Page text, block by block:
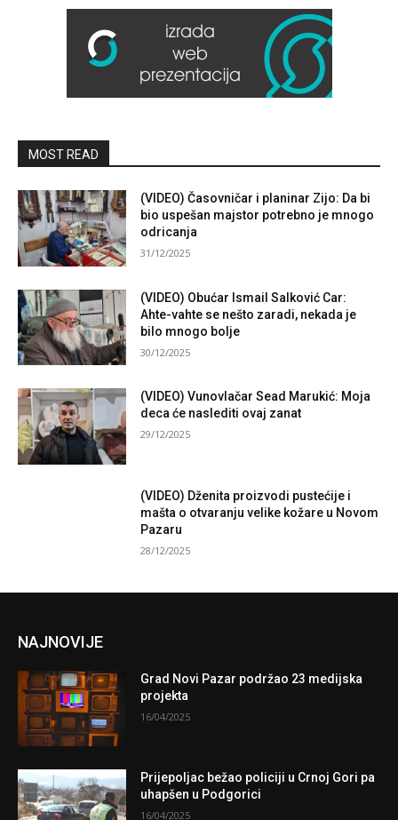
MOST READ
(VIDEO) Časovničar i planinar Zijo: Da bi
bio uspešan majstor potrebno je mnogo
odricanja
31/12/2025
(VIDEO) Obućar Ismail Salković Car:
Ahte-vahte se nešto zaradi, nekada je
bilo mnogo bolje
30/12/2025
(VIDEO) Vunovlačar Sead Marukić: Moja
deca će naslediti ovaj zanat
29/12/2025
(VIDEO) Dženita proizvodi pustećije i
mašta o otvaranju velike kožare u Novom
Pazaru
28/12/2025
NAJNOVIJE
Grad Novi Pazar podržao 23 medijska
projekta
16/04/2025
Prijepoljac bežao policiji u Crnoj Gori pa
uhapšen u Podgorici
16/04/2025